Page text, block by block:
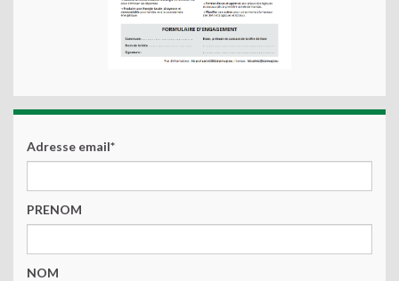
Adresse email*
PRENOM
NOM